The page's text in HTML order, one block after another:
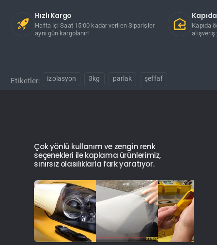
Hızlı Kargo
Hafta içi Saat 15:00 kadar verilen Siparişler
aynı gün kargolanır!
Kapıda
Etiketler: izolasyon 3kg parlak şeffaf
Çok yönlü kullanım ve zengin renk
seçenekleri ile kaplama ürünlerimiz,
sınırsız olasılıklarla fark yaratıyor.